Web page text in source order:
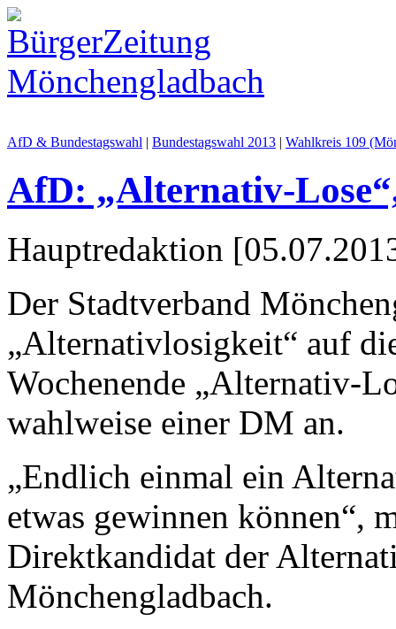
AfD & Bundestagswahl | Bundestagswahl 2013 | Wahlkreis 109
AfD: „Alternativ-
Hauptredaktion
Der Stadtverband
„Alternativlosig­keit“ auf
Wochenende „Alternativ-
wahlweise einer DM an.
„Endlich einmal ein
etwas gewinnen können“,
Direktkandidat der
Mönchengladbach.